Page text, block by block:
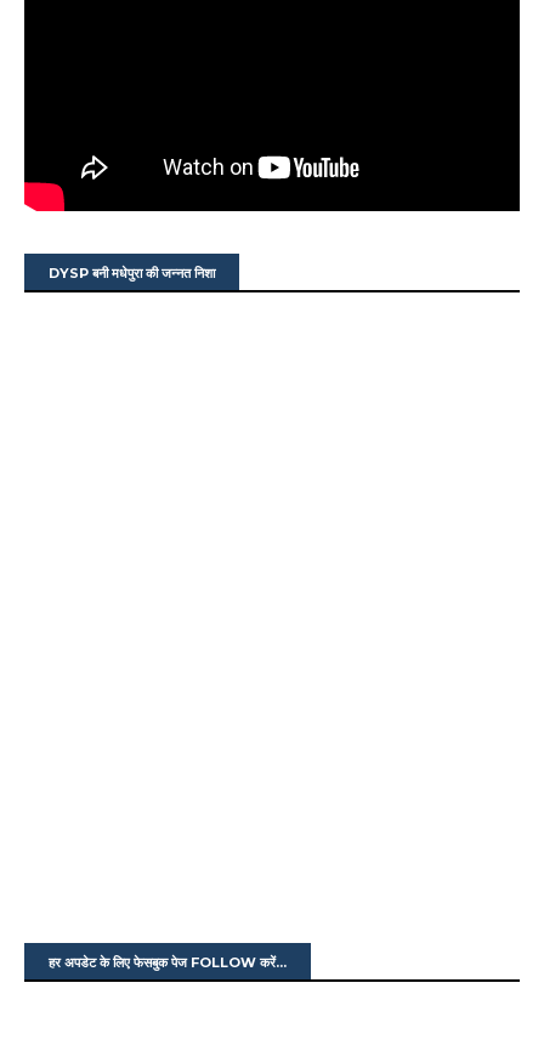
DYSP बनी मधेपुरा की जन्नत निशा
हर अपडेट के लिए फेसबुक पेज FOLLOW करें...